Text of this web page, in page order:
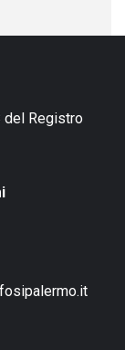
del Registro